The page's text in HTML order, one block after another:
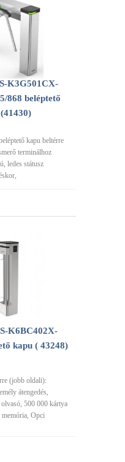
K3G501CX-
868 beléptető
kapu beltérre
terminálhoz
ledes státusz
K6BC402X-
kapu ( 43248)
(jobb oldali):
átengedés,
500 000 kártya
memória, Opci